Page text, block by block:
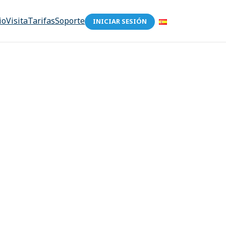
VisitaTarifasSoporte INICIAR SESIÓN